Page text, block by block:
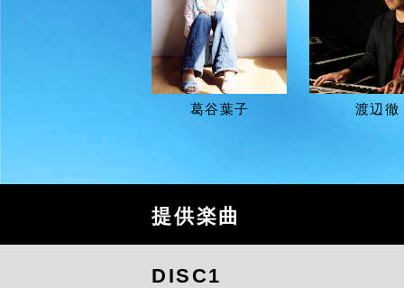
葛谷葉子 渡辺徹
提供楽曲
DISC1